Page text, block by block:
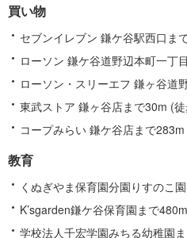
情
報
買い物
セブンイレブン 鎌ケ谷駅西口ま
ローソン 鎌ケ谷道野辺本町一丁
ローソン・スリーエフ 鎌ヶ谷道
東武ストア 鎌ヶ谷店まで30m (
コープみらい 鎌ケ谷店まで
教育
くぬぎやま保育園分園りすのこ
K’sgarden鎌ケ谷保育園まで
学校法人千宏学園みちる幼稚園